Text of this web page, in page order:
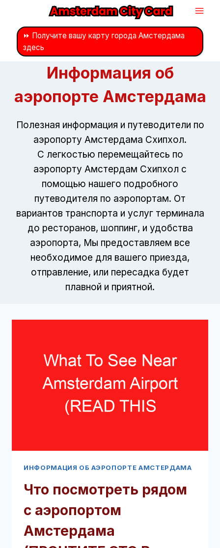
контенту⏩ Получите вашу карту города Амстердама
здесь
Информация об
аэропорте Амстердама
Полезная информация и путеводители по
аэропорту Амстердама Схипхол.
С легкостью перемещайтесь по
аэропорту Амстердам Схипхол с
помощью нашего подробного
путеводителя по аэропортам. От
вариантов транспорта и услуг терминала
до ресторанов, шоппинг, и удобства
аэропорта, Мы предоставляем все
необходимое для вашего приезда,
отправление, или пересадка будет
плавной и приятной.
ИНФОРМАЦИЯ ОБ АЭРОПОРТЕ АМСТЕРДАМА
Что посмотреть рядом
с аэропортом
Амстердама